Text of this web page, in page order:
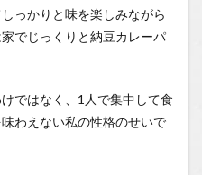
っかりと味を楽しみながら
でじっくりと納豆カレーパ
ではなく、1人で集中して食
わえない私の性格のせいで